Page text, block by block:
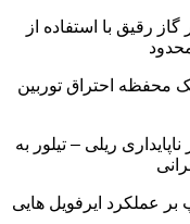
رقیق با استفاده از
محفظه احتراق توربین
ریلی – تیلور به
بر عملکرد ایرفویل هایی